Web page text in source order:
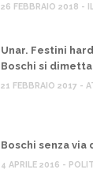
26 FEBBRAIO 2018 -
Unar. Festini
Boschi si dimetta
21 FEBBRAIO 2017 -
Boschi senza via
4 APRILE 2016 -